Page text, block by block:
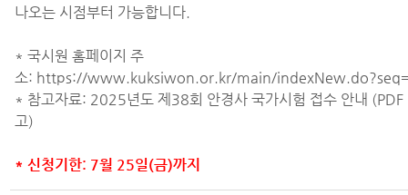
나오는 시점부터 가능합니다.
* 국시원 홈페이지 주
소: https://www.kuksiwon.or.kr/main/
* 참고자료: 2025년도 제38회 안경사 국가시험 접수 안내 (PDF
고)
* 신청기한: 7월 25일(금)까지